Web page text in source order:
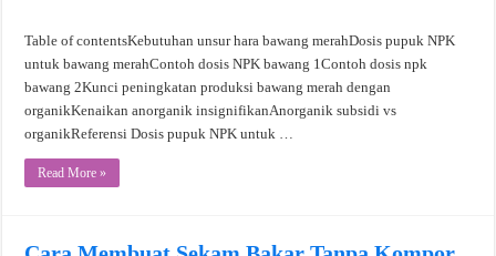
Table of contentsKebutuhan unsur hara bawang merahDosis pupuk NPK
untuk bawang merahContoh dosis NPK bawang 1Contoh dosis npk
bawang 2Kunci peningkatan produksi bawang merah dengan
organikKenaikan anorganik insignifikanAnorganik subsidi vs
organikReferensi Dosis pupuk NPK untuk …
Read More »